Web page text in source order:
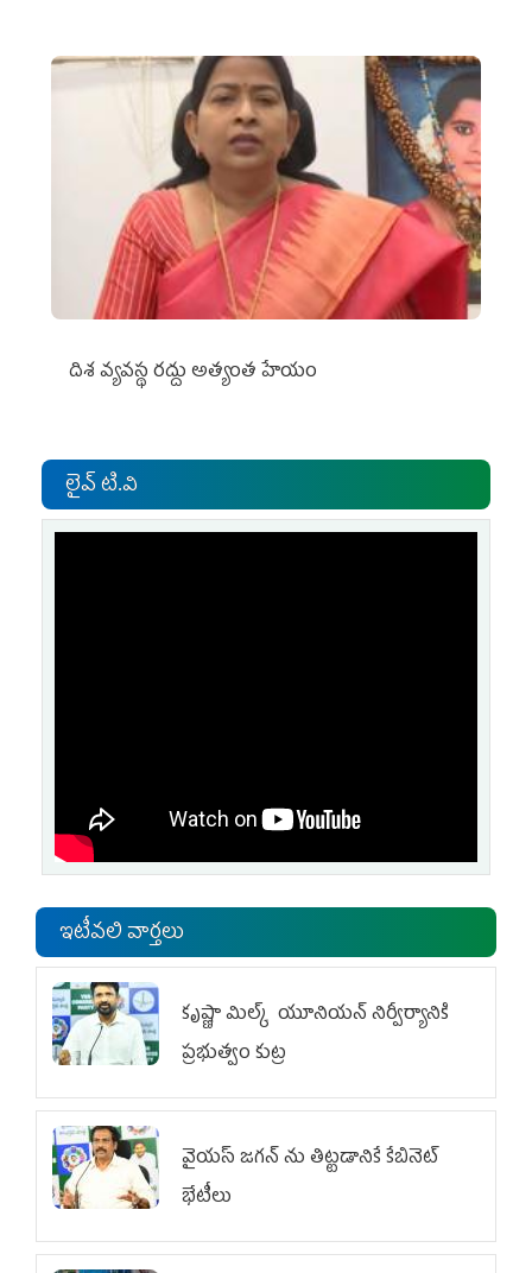
దిశ వ్యవస్థ రద్దు అత్యంత హేయం
లైవ్ టి.వి
ఇటీవలి వార్తలు
కృష్ణా మిల్క్‌ యూనియన్‌ నిర్వీర్యానికి
ప్రభుత్వం కుట్ర
వైయ‌స్ జగన్‌ ను తిట్టడానికే కేబినెట్‌
భేటీలు